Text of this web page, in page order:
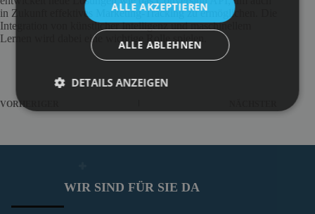
in Zukunft effektives Marketing-Tracking zu ermöglichen. Die
Integration von künstlicher Intelligenz und maschinellem
Lernen wird dabei eine wichtige Rolle spielen.
VORHERIGER
WIR SIND FÜR SIE DA
ALLE AKZEPTIEREN
ALLE ABLEHNEN
DETAILS ANZEIGEN